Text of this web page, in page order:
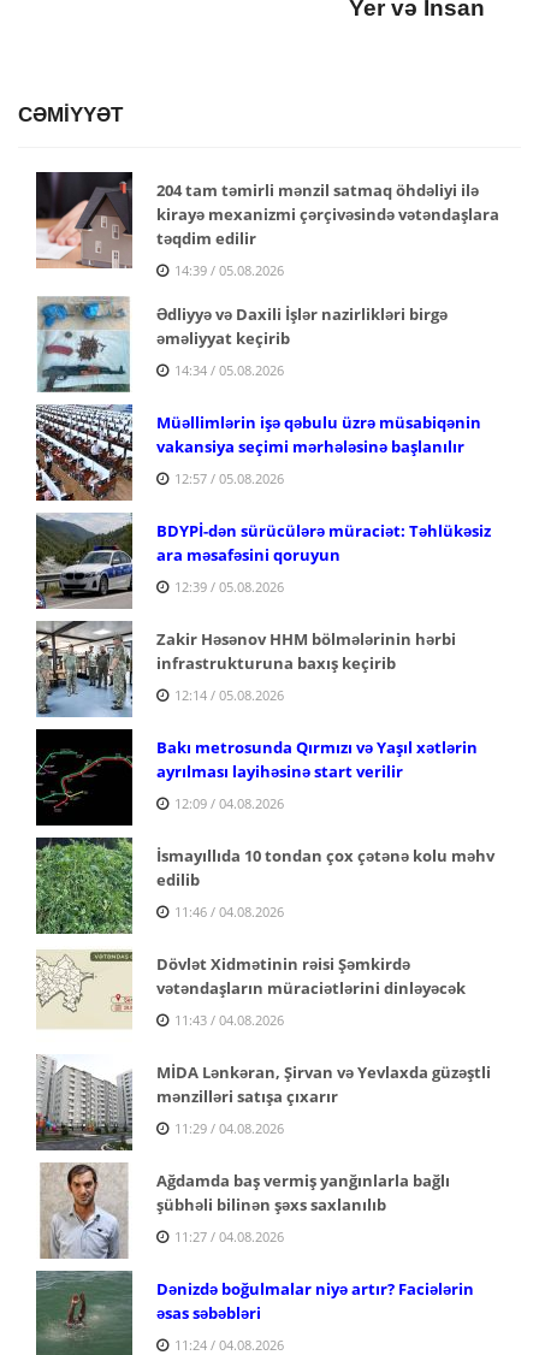
Yer və İnsan
CƏMİYYƏT
204 tam təmirli mənzil satmaq öhdəliyi ilə
kirayə mexanizmi çərçivəsində vətəndaşlara
təqdim edilir
14:39 / 05.08.2026
Ədliyyə və Daxili İşlər nazirlikləri birgə
əməliyyat keçirib
14:34 / 05.08.2026
Müəllimlərin işə qəbulu üzrə müsabiqənin
vakansiya seçimi mərhələsinə başlanılır
12:57 / 05.08.2026
BDYPİ-dən sürücülərə müraciət: Təhlükəsiz
ara məsafəsini qoruyun
12:39 / 05.08.2026
Zakir Həsənov HHM bölmələrinin hərbi
infrastrukturuna baxış keçirib
12:14 / 05.08.2026
Bakı metrosunda Qırmızı və Yaşıl xətlərin
ayrılması layihəsinə start verilir
12:09 / 04.08.2026
İsmayıllıda 10 tondan çox çətənə kolu məhv
edilib
11:46 / 04.08.2026
Dövlət Xidmətinin rəisi Şəmkirdə
vətəndaşların müraciətlərini dinləyəcək
11:43 / 04.08.2026
MİDA Lənkəran, Şirvan və Yevlaxda güzəştli
mənzilləri satışa çıxarır
11:29 / 04.08.2026
Ağdamda baş vermiş yanğınlarla bağlı
şübhəli bilinən şəxs saxlanılıb
11:27 / 04.08.2026
Dənizdə boğulmalar niyə artır? Faciələrin
əsas səbəbləri
11:24 / 04.08.2026